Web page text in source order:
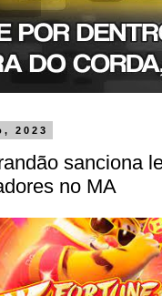
2023
sanciona
no MA